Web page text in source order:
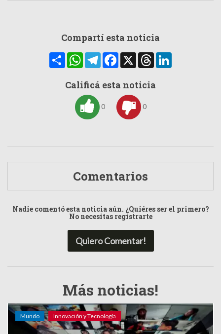
Compartí esta noticia
CompartirWhatsAppTelegramFacebook
X Threads
Calificá esta noticia
0 0
Comentarios
Nadie comentó esta noticia aún. ¿Quiéres ser el primero?
No necesitas registrarte
Quiero Comentar!
Más noticias!
Mundo Innovación y Tecnología